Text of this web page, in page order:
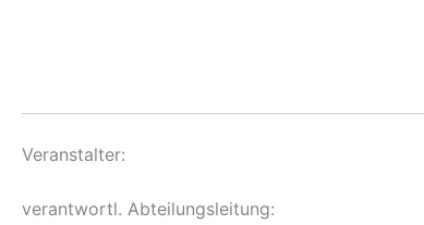
Veranstalter:
verantwortl. Abteilungsleitung: